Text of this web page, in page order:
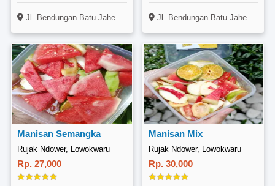
Jl. Bendungan Batu Jahe No. 11, Lowokwaru, Malang Jl. Bendungan Batu Jahe No. 11, Lowokwaru, Malang
Manisan Semangka
Rujak Ndower, Lowokwaru
Rp. 27,000
Manisan Mix
Rujak Ndower, Lowokwaru
Rp. 30,000